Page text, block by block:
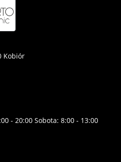
Kobiór
- 20:00 Sobota: 8:00 - 13:00